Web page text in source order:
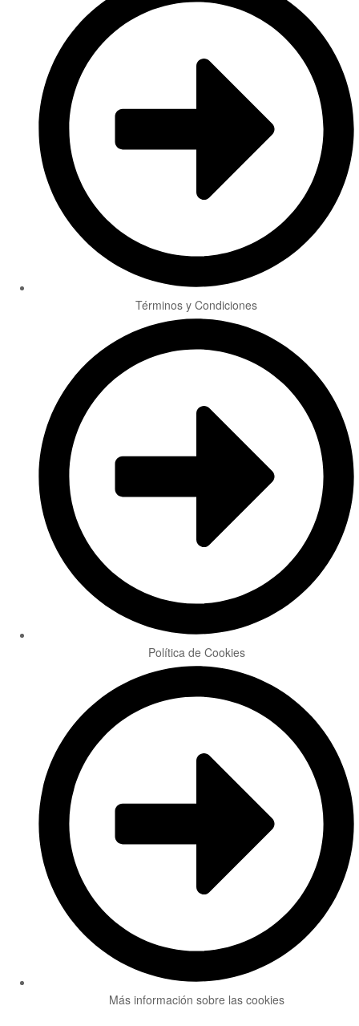
Términos y Condiciones
Política de Cookies
Más información sobre las cookies